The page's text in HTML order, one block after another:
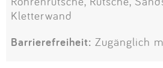
Kletterwand
Barrierefreiheit: Zugänglich